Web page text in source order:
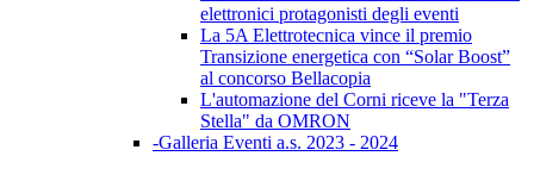
elettronici protagonisti degli eventi
La 5A Elettrotecnica vince il premio
Transizione energetica con “Solar Boost”
al concorso Bellacopia
L'automazione del Corni riceve la "Terza
Stella" da OMRON
-Galleria Eventi a.s. 2023 - 2024